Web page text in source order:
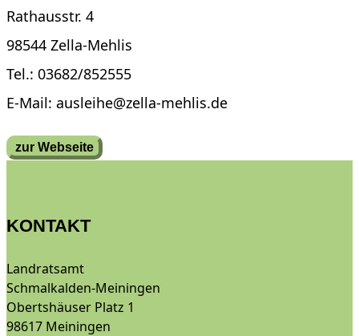
Rathausstr. 4
98544 Zella-Mehlis
Tel.: 03682/852555
E-Mail: ausleihe@zella-mehlis.de
zur Webseite
KONTAKT
Landratsamt
Schmalkalden-Meiningen
Obertshäuser Platz 1
98617 Meiningen